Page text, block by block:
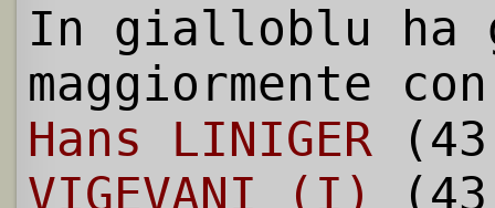
In gialloblu ha
maggiormente
Hans LINIGER
VIGEVANI (I)